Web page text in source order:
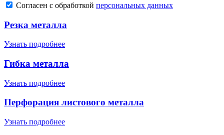
Согласен с обработкой персональных данных
Резка металла
Узнать подробнее
Гибка металла
Узнать подробнее
Перфорация листового металла
Узнать подробнее